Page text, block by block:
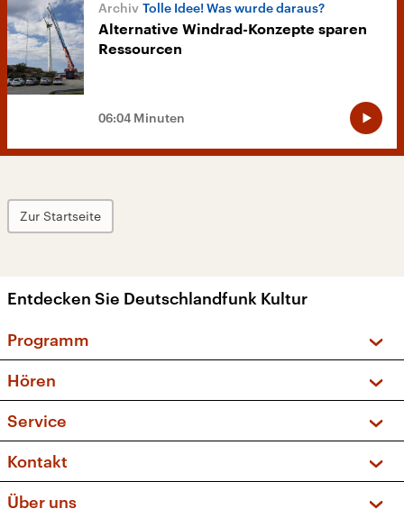
Tolle Idee! Was wurde daraus?
Alternative Windrad-Konzepte sparen
Ressourcen
06:04 Minuten
Zur Startseite
Entdecken Sie Deutschlandfunk Kultur
Programm
Sendungen und Podcasts
Musikliste
Kakadu – Das Kinderprogramm
Hören
Frequenzen (UKW + DAB+)
Service
FAQ
Apps
Kontakt
Über uns